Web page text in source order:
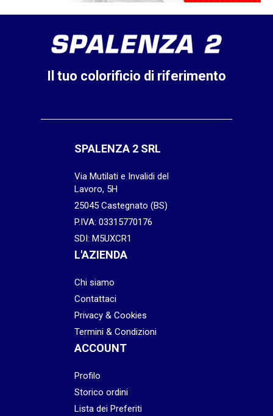
Il tuo colorificio di riferimento
SPALENZA 2 SRL
Via Mutilati e Invalidi del
Lavoro, 5H
25045 Castegnato (BS)
P.IVA: 03315770176
SDI: M5UXCR1
L'AZIENDA
Chi siamo
Contattaci
Privacy & Cookies
Termini & Condizioni
ACCOUNT
Profilo
Storico ordini
Lista dei Preferiti